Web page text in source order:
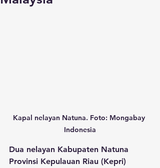
Kapal nelayan Natuna. Foto: Mongabay
Indonesia
Dua nelayan Kabupaten Natuna
Provinsi Kepulauan Riau (Kepri)